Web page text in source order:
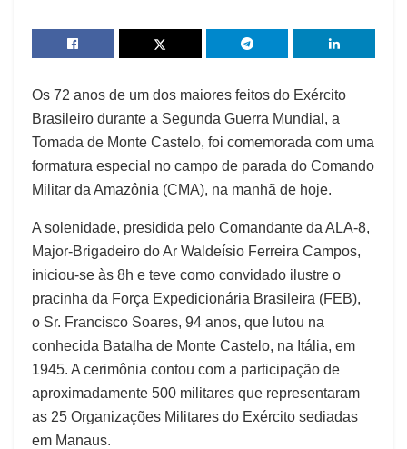
Os 72 anos de um dos maiores feitos do Exército
Brasileiro durante a Segunda Guerra Mundial, a
Tomada de Monte Castelo, foi comemorada com uma
formatura especial no campo de parada do Comando
Militar da Amazônia (CMA), na manhã de hoje.
A solenidade, presidida pelo Comandante da ALA-8,
Major-Brigadeiro do Ar Waldeísio Ferreira Campos,
iniciou-se às 8h e teve como convidado ilustre o
pracinha da Força Expedicionária Brasileira (FEB),
o Sr. Francisco Soares, 94 anos, que lutou na
conhecida Batalha de Monte Castelo, na Itália, em
1945. A cerimônia contou com a participação de
aproximadamente 500 militares que representaram
as 25 Organizações Militares do Exército sediadas
em Manaus.